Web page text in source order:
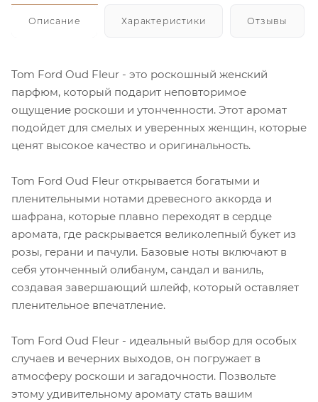
Описание Характеристики Отзывы
Tom Ford Oud Fleur - это роскошный женский
парфюм, который подарит неповторимое
ощущение роскоши и утонченности. Этот аромат
подойдет для смелых и уверенных женщин, которые
ценят высокое качество и оригинальность.
Tom Ford Oud Fleur открывается богатыми и
пленительными нотами древесного аккорда и
шафрана, которые плавно переходят в сердце
аромата, где раскрывается великолепный букет из
розы, герани и пачули. Базовые ноты включают в
себя утонченный олибанум, сандал и ваниль,
создавая завершающий шлейф, который оставляет
пленительное впечатление.
Tom Ford Oud Fleur - идеальный выбор для особых
случаев и вечерних выходов, он погружает в
атмосферу роскоши и загадочности. Позвольте
этому удивительному аромату стать вашим